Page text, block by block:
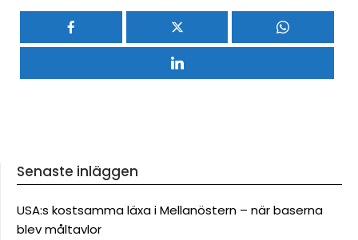
Senaste inläggen
USA:s kostsamma läxa i Mellanöstern – när baserna
blev måltavlor